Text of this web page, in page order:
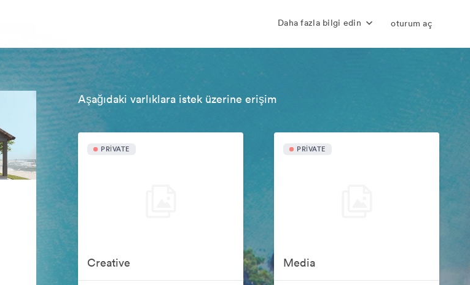
Daha fazla bilgi edin oturum aç
Aşağıdaki varlıklara istek üzerine erişim
PRIVATE
Creative
PRIVATE
Media